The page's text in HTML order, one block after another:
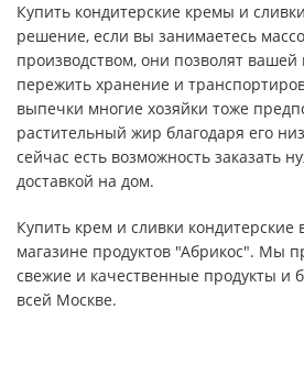
Купить кондитерские кремы и
решение, если вы занимаетесь
производством, они позволят
пережить хранение и
выпечки многие хозяйки тоже
растительный жир благодаря его
сейчас есть возможность заказать
доставкой на дом.
Купить крем и сливки
магазине продуктов "Абрикос". Мы
свежие и качественные продукты и
всей Москве.